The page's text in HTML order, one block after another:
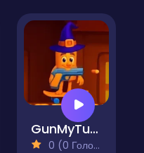
GunMyTungtungSahur 2Player
0 (0 Голосів)